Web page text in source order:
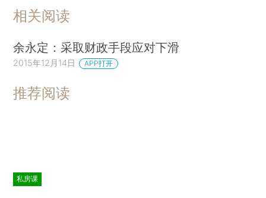
相关阅读
余永定：采取财政手段应对下滑
2015年12月14日 APP打开
推荐阅读
私房课